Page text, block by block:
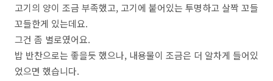
고기의 양이 조금 부족했고, 고기에 붙어있는 투명하고 살짝 꼬들
꼬들한게 있는데요.
그건 좀 별로였어요.
밥 반찬으로는 좋을듯 했으나, 내용물이 조금은 더 알차게 들어있
었으면 했습니다.